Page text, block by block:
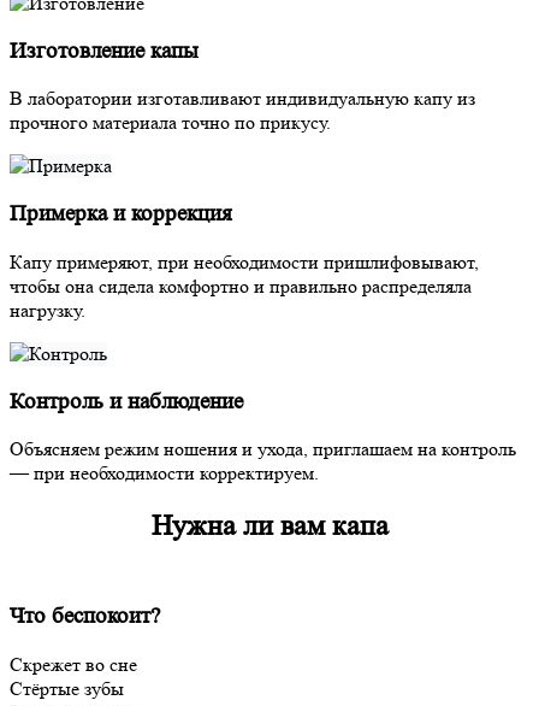
Изготовление капы
В лаборатории изготавливают индивидуальную капу из
прочного материала точно по прикусу.
Примерка и коррекция
Капу примеряют, при необходимости пришлифовывают,
чтобы она сидела комфортно и правильно распределяла
нагрузку.
Контроль и наблюдение
Объясняем режим ношения и ухода, приглашаем на контроль
— при необходимости корректируем.
Нужна ли вам капа
Что беспокоит?
Скрежет во сне
Стёртые зубы